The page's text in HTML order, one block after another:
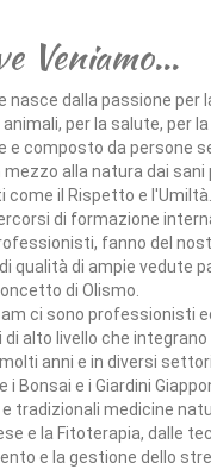
Veniamo...
nasce dalla passione per
per la salute, per
e composto da persone
alla natura dai sani
come il Rispetto e l'Umiltà.
di formazione
fanno del
qualità di ampie vedute
di Olismo.
ci sono professionisti
alto livello che
anni e in diversi
i Bonsai e i Giardini
tradizionali medicine
e la Fitoterapia, dalle
e la gestione dello